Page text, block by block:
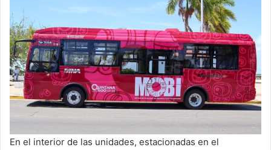
En el interior de las unidades, estacionadas en el